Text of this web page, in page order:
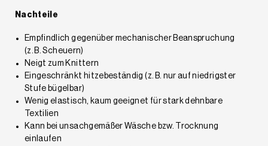
Nachteile
Empfindlich gegenüber mechanischer Beanspruchung
(z. B. Scheuern)
Neigt zum Knittern
Eingeschränkt hitzebeständig (z. B. nur auf niedrigster
Stufe bügelbar)
Wenig elastisch, kaum geeignet für stark dehnbare
Textilien
Kann bei unsachgemäßer Wäsche bzw. Trocknung
einlaufen